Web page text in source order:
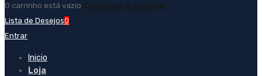
O carrinho está vazio Continuar a Comprar
Lista de Desejos0
Entrar
Inicio
Loja